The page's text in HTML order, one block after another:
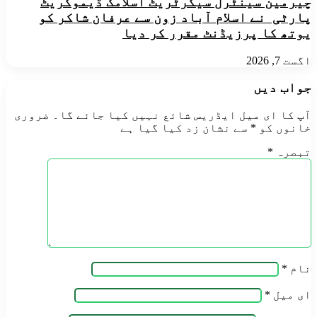
پارٹی نے اسلام آباد زون سے عرفان شاکر کو
یوتھ کا پرزیڈنٹ مقرر کر دیا
اگست 7, 2026
جواب دیں
آپ کا ای میل ایڈریس شائع نہیں کیا جائے گا۔
ضروری
خانوں کو * سے نشان زد کیا گیا ہے
تبصرہ *
نام *
ای میل *